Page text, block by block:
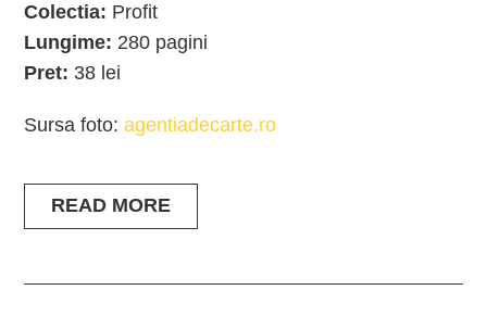
Colectia: Profit
Lungime: 280 pagini
Pret: 38 lei
Sursa foto:agentiadecarte.ro
READ MORE